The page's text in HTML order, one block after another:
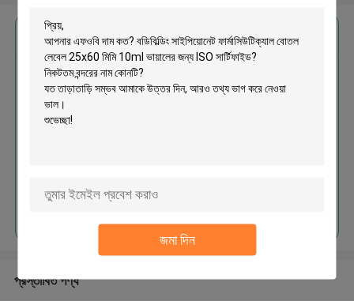
জমা দিন
এর সেরা মূল্য পান
বডিবিল্ডিং সাইপিয়োনেট ফার্মাসিউটিক্যাল বোতল
লেবেল 25x60 মিমি 10ml ভায়ালের জন্য
চালিয়ে
প্রস্তাবিত পণ্য